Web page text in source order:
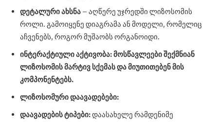
დეტალური ახსნა – აღწერე უჯრედში ლიზოსომის
როლი. გამოიყენე დიაგრამა ან მოდელი, რომელიც
აჩვენებს, როგორ მუშაობს ორგანოიდი.
ინტერაქტიული აქტივობა: მოსწავლეები შექმნიან
ლიზოსომის მარტივ სქემას და მიუთითებენ მის
კომპონენტებს.
ლიზოსომური დაავადებები:
დაავადების ტიპები:დაასახელე რამდენიმე